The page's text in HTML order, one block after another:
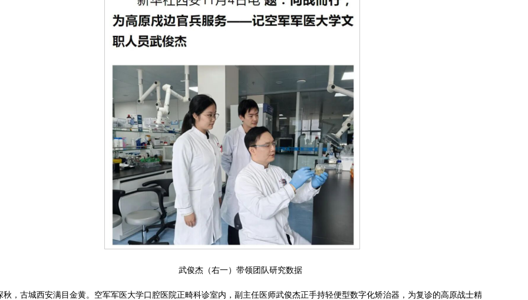
武俊杰（右一）带领团队研究数据
秋，古城西安满目金黄。空军军医大学口腔医院正畸科诊室内，副主任医师武俊杰正手持轻便型数字化矫治器，为复诊的高原战士精